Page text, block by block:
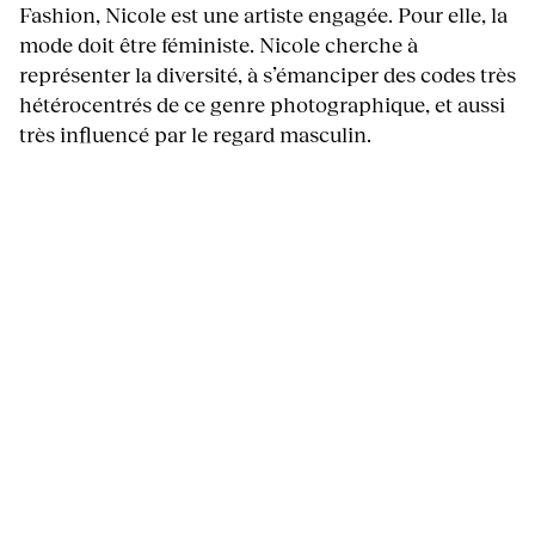
Fashion, Nicole est une artiste engagée. Pour elle, la
mode doit être féministe. Nicole cherche à
représenter la diversité, à s’émanciper des codes très
hétérocentrés de ce genre photographique, et aussi
très influencé par le regard masculin.